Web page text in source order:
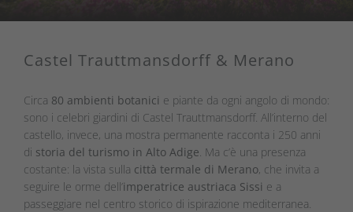
Castel Trauttmansdorff & Merano
Circa 80 ambienti botanici e piante da ogni angolo di mondo:
sono i celebri giardini di Castel Trauttmansdorff. All’interno del
castello, invece, una mostra permanente racconta i 250 anni
di storia del turismo in Alto Adige . Ma c’è una presenza
costante: la vista sulla città termale di Merano, che invita a
seguire le orme dell’imperatrice austriaca Sissi e a
passeggiare nel centro storico di ispirazione mediterranea.